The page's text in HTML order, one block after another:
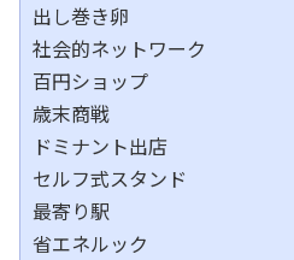
出し巻き卵
社会的ネットワーク
百円ショップ
歳末商戦
ドミナント出店
セルフ式スタンド
最寄り駅
省エネルック